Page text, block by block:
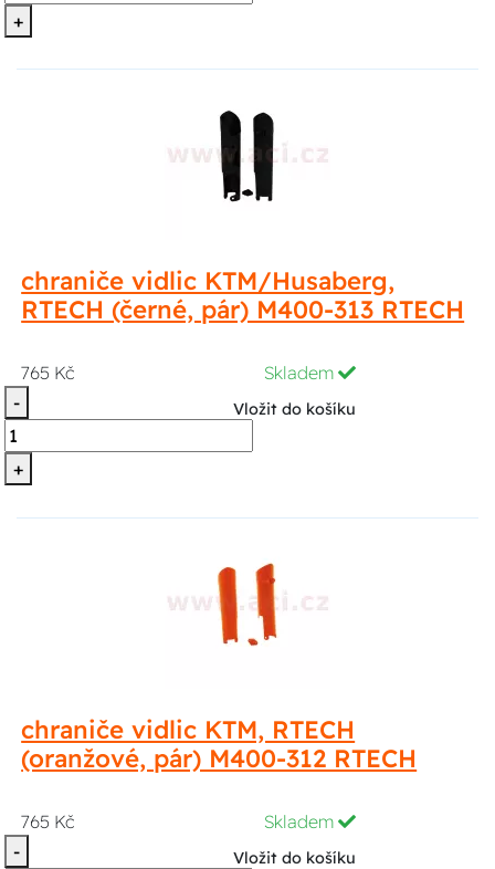
+
chraniče vidlic KTM/Husaberg,
RTECH (černé, pár) M400-313 RTECH
765 Kč
Skladem
-
+
Vložit do košíku
chraniče vidlic KTM, RTECH
(oranžové, pár) M400-312 RTECH
765 Kč
Skladem
-
Vložit do košíku